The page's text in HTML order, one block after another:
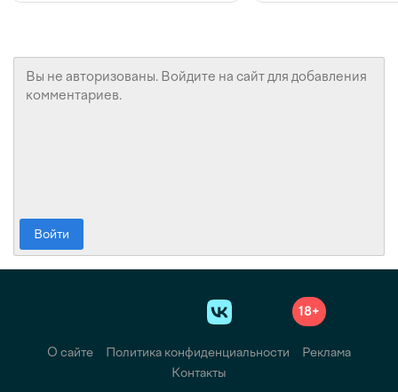
Войти
18+
О сайте Политика конфиденциальности
Реклама
Контакты